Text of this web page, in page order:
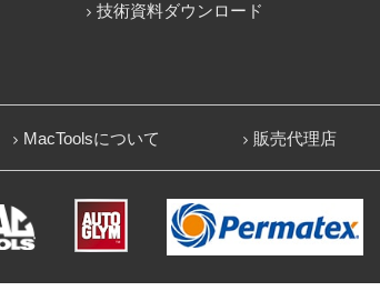
技術資料ダウンロード
MacToolsについて 販売代理店